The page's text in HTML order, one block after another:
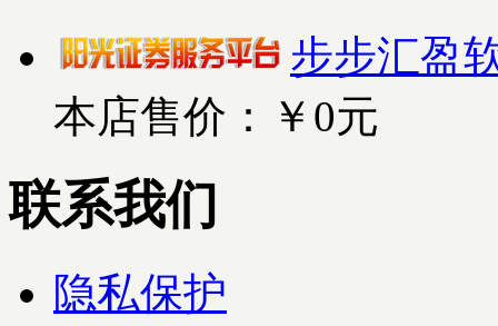
步步汇盈
本店售价：
￥0元
联系我们
隐私保护